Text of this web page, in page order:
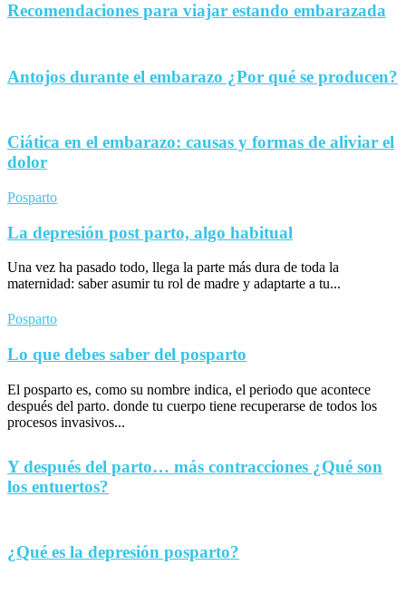
Recomendaciones para viajar estando embarazada
Antojos durante el embarazo ¿Por qué se producen?
Ciática en el embarazo: causas y formas de aliviar el
dolor
Posparto
La depresión post parto, algo habitual
Una vez ha pasado todo, llega la parte más dura de toda la
maternidad: saber asumir tu rol de madre y adaptarte a tu...
Posparto
Lo que debes saber del posparto
El posparto es, como su nombre indica, el periodo que acontece
después del parto. donde tu cuerpo tiene recuperarse de todos los
procesos invasivos...
Y después del parto… más contracciones ¿Qué son
los entuertos?
¿Qué es la depresión posparto?